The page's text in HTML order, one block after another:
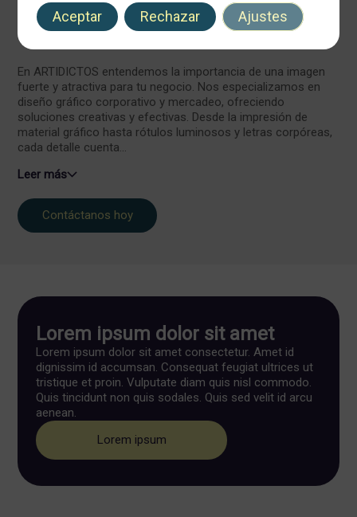
Diseño Gráfico y Rótulos
En ARTIDICTOS entendemos la importancia de una imagen
fuerte y atractiva para tu negocio. Nos especializamos en
diseño gráfico corporativo y mercadeo, ofreciendo
soluciones creativas y efectivas. Desde la impresión de
material gráfico hasta rótulos luminosos y letras corpóreas,
cada detalle cuenta...
Leer más
Contáctanos hoy
Lorem ipsum dolor sit amet
Lorem ipsum dolor sit amet consectetur. Amet id
dignissim id accumsan. Consequat feugiat ultrices ut
tristique et proin. Vulputate diam quis nisl commodo.
Quis tincidunt non quis sodales. Quis sed velit id arcu
aenean.
Lorem ipsum
Aceptar Rechazar Ajustes